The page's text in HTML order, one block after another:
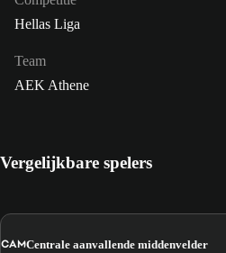
Hellas Liga
Team
AEK Athene
Vergelijkbare spelers
CAMCentrale aanvallende middenvelder